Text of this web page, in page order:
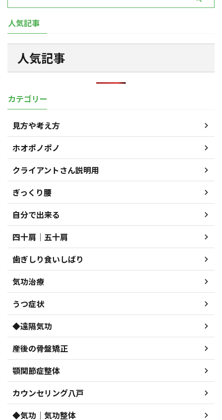
人気記事
人気記事
カテゴリー
見方や考え方
ホオポノポノ
クライアントさん説明用
ぎっくり腰
自分で出来る
四十肩｜五十肩
歯ぎしり食いしばり
気功治療
うつ症状
◆遠隔気功
産後の骨盤矯正
顎関節症整体
カウンセリング八戸
◆気功｜気功整体